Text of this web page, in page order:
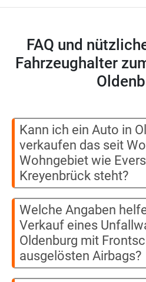
FAQ und
Fahrzeughalter
Kann ich ein Auto in
verkaufen das seit
Wohngebiet wie
Kreyenbrück steht?
Welche Angaben
Verkauf eines
Oldenburg mit
ausgelösten Airbags?